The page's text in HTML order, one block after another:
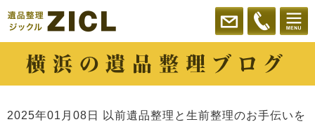
横浜の遺品整理ブログ
2025年01月08日 以前遺品整理と生前整理のお手伝いを